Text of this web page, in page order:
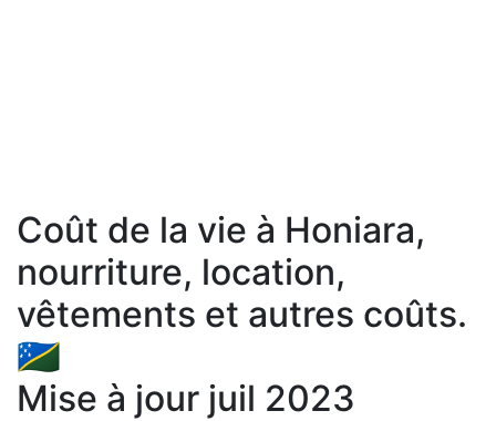
Coût de la vie à Honiara,
nourriture, location,
vêtements et autres coûts.
🇸🇧
Mise à jour juil 2023